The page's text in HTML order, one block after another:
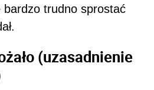
bardzo trudno sprostać
(uzasadnienie